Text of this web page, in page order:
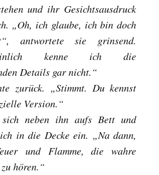
und ihr Gesichtsausdruck
„Oh, ich glaube, ich bin doch
antwortete sie grinsend.
kenne ich die
Details gar nicht.“
zurück. „Stimmt. Du kennst
Version.“
sich neben ihn aufs Bett und
in die Decke ein. „Na dann,
und Flamme, die wahre
hören.“